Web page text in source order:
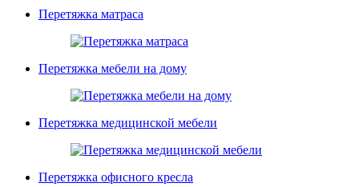
Перетяжка матраса
Перетяжка мебели на дому
Перетяжка медицинской мебели
Перетяжка офисного кресла